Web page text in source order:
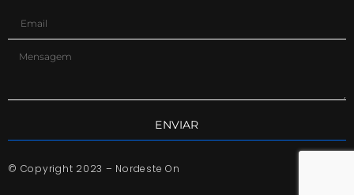
ENVIAR
© Copyright 2023 – Nordeste On